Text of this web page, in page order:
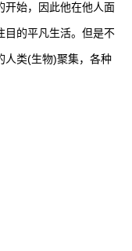
开始，因此他在他人面
目的平凡生活。但是不
人类(生物)聚集，各种